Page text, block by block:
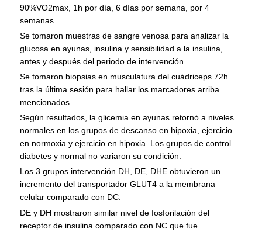
90%VO2max, 1h por día, 6 días por semana, por 4
semanas.
Se tomaron muestras de sangre venosa para analizar la
glucosa en ayunas, insulina y sensibilidad a la insulina,
antes y después del periodo de intervención.
Se tomaron biopsias en musculatura del cuádriceps 72h
tras la última sesión para hallar los marcadores arriba
mencionados.
Según resultados, la glicemia en ayunas retornó a niveles
normales en los grupos de descanso en hipoxia, ejercicio
en normoxia y ejercicio en hipoxia. Los grupos de control
diabetes y normal no variaron su condición.
Los 3 grupos intervención DH, DE, DHE obtuvieron un
incremento del transportador GLUT4 a la membrana
celular comparado con DC.
DE y DH mostraron similar nivel de fosforilación del
receptor de insulina comparado con NC que fue